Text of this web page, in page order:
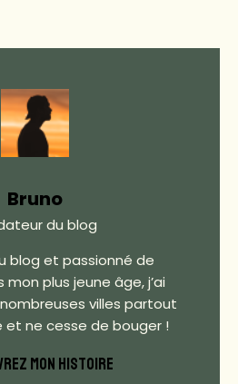
Bruno
du blog
blog et passionné de
plus jeune âge, j’ai
villes partout
et ne cesse de bouger !
MON HISTOIRE